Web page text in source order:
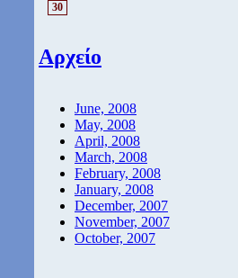
30
Αρχείο
June, 2008
May, 2008
April, 2008
March, 2008
February, 2008
January, 2008
December, 2007
November, 2007
October, 2007